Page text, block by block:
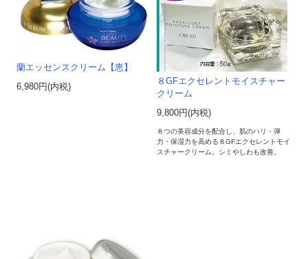
蘭エッセンスクリーム【恵】
6,980円(内税)
８GFエクセレントモイスチャー
クリーム
9,800円(内税)
８つの美容成分を配合し、肌のハリ・弾
力・保湿力を高める８GFエクセレントモイ
スチャークリーム。シミやしわも改善。